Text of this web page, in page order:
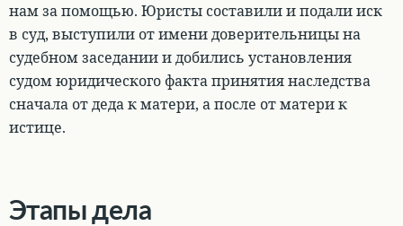
нам за помощью. Юристы составили и подали иск
в суд, выступили от имени доверительницы на
судебном заседании и добились установления
судом юридического факта принятия наследства
сначала от деда к матери, а после от матери к
истице.
Этапы дела